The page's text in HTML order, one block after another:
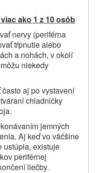
ako 1 z 10 osôb
nervy (periférna
tŕpnutie alebo
a nohách, v okolí
niekedy
aj po vystavení
chladničky
jemných
Aj keď vo väčšine
ustúpia, existuje
periférnej
liečby.